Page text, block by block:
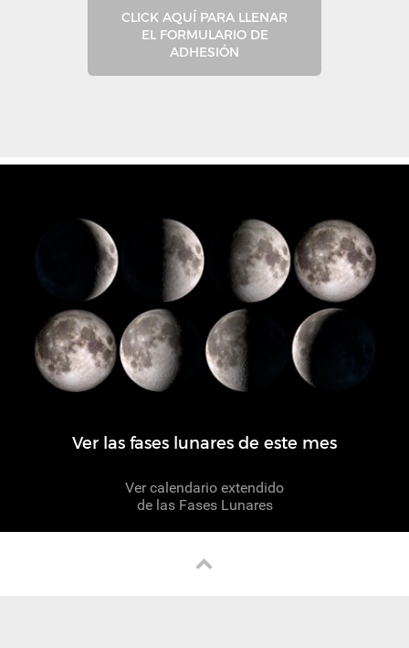
CLICK AQUÍ PARA LLENAR
EL FORMULARIO DE
ADHESIÓN
Ver las fases lunares de este mes
Ver calendario extendido
de las Fases Lunares